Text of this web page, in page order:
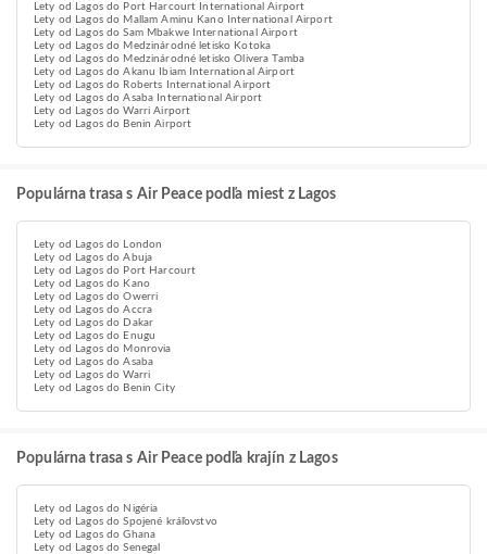
Lety od Lagos do Port Harcourt International Airport
Lety od Lagos do Mallam Aminu Kano International Airport
Lety od Lagos do Sam Mbakwe International Airport
Lety od Lagos do Medzinárodné letisko Kotoka
Lety od Lagos do Medzinárodné letisko Olivera Tamba
Lety od Lagos do Akanu Ibiam International Airport
Lety od Lagos do Roberts International Airport
Lety od Lagos do Asaba International Airport
Lety od Lagos do Warri Airport
Lety od Lagos do Benin Airport
Populárna trasa s Air Peace podľa miest z Lagos
Lety od Lagos do London
Lety od Lagos do Abuja
Lety od Lagos do Port Harcourt
Lety od Lagos do Kano
Lety od Lagos do Owerri
Lety od Lagos do Accra
Lety od Lagos do Dakar
Lety od Lagos do Enugu
Lety od Lagos do Monrovia
Lety od Lagos do Asaba
Lety od Lagos do Warri
Lety od Lagos do Benin City
Populárna trasa s Air Peace podľa krajín z Lagos
Lety od Lagos do Nigéria
Lety od Lagos do Spojené kráľovstvo
Lety od Lagos do Ghana
Lety od Lagos do Senegal